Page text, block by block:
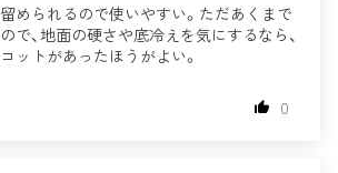
められるので使いやすい。ただあくまで
で、地面の硬さや底冷えを気にするなら、
ットがあったほうがよい。
0